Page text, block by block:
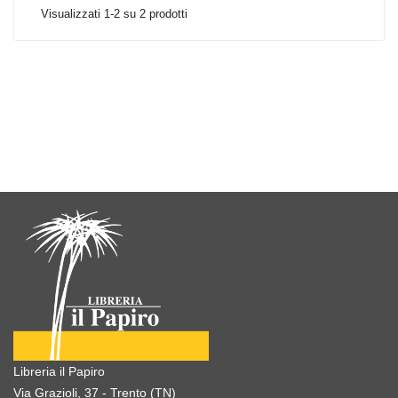
Visualizzati 1-2 su 2 prodotti
Libreria il Papiro
Via Grazioli, 37 - Trento (TN)